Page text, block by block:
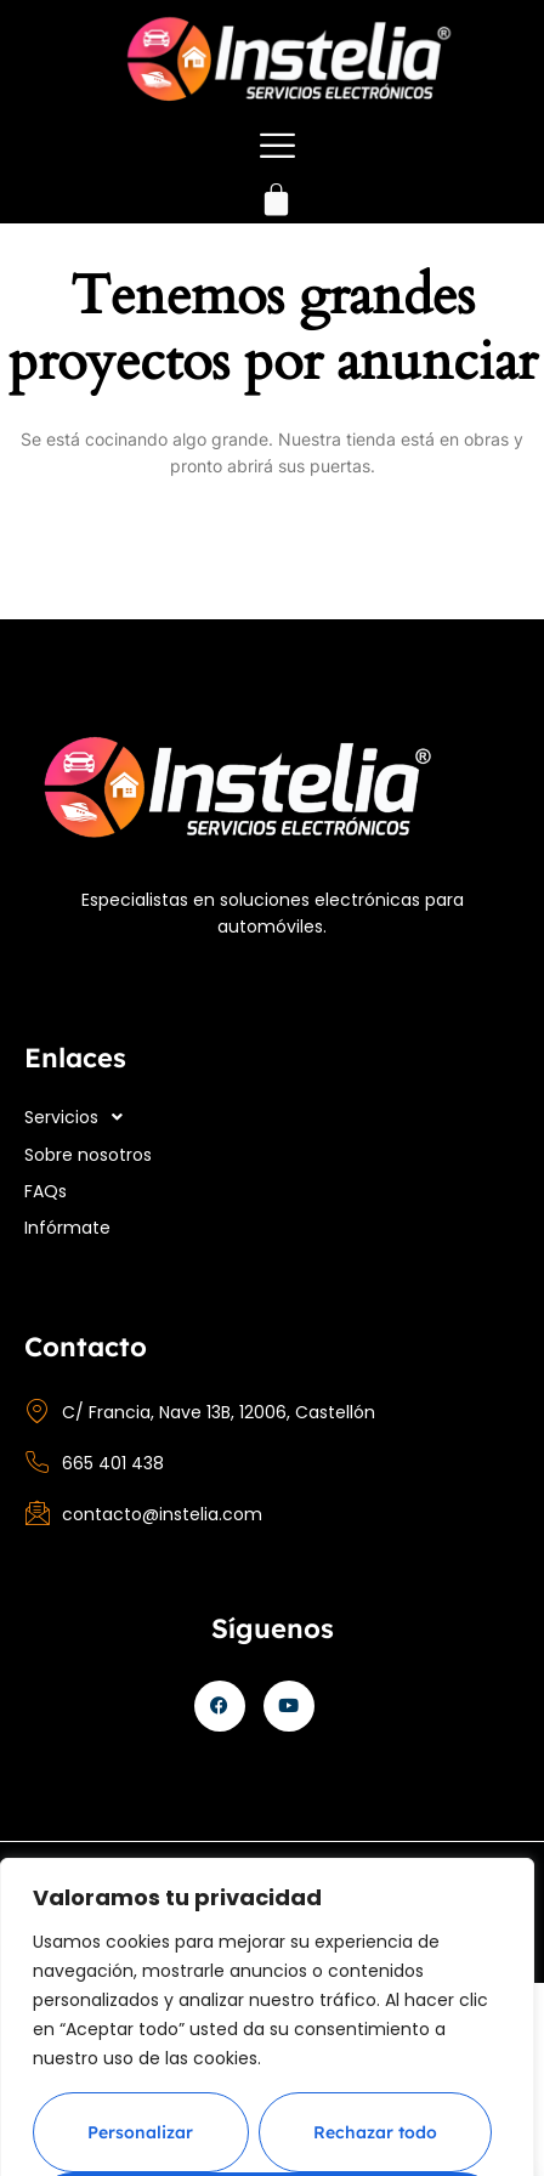
Valoramos tu privacidad
Usamos cookies para mejorar su experiencia de
navegación, mostrarle anuncios o contenidos
personalizados y analizar nuestro tráfico. Al hacer clic
en “Aceptar todo” usted da su consentimiento a
nuestro uso de las cookies.
Personalizar Rechazar todo
Tenemos grandes
proyectos por anunciar
Se está cocinando algo grande. Nuestra tienda está en obras y
pronto abrirá sus puertas.
Especialistas en soluciones electrónicas para
automóviles.
Enlaces
Servicios
Sobre nosotros
FAQs
Infórmate
Contacto
C/ Francia, Nave 13B, 12006, Castellón
665 401 438
contacto@instelia.com
Síguenos
Aviso legalPolítica de Privacidad
@ 2025 Diseñado byClicacs.comymariagonell.com
Financiado por la Unión Europea – NextGenerationEU
en el Programa KIT Digital. Plan de Recuperación,
Transformación y Resiliencia de España «Next
Generation EU». IMPORTE SUBVENCIONADO: 2000.00€